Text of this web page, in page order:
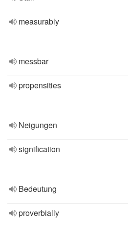
measurably
messbar
propensities
Neigungen
signification
Bedeutung
proverbially